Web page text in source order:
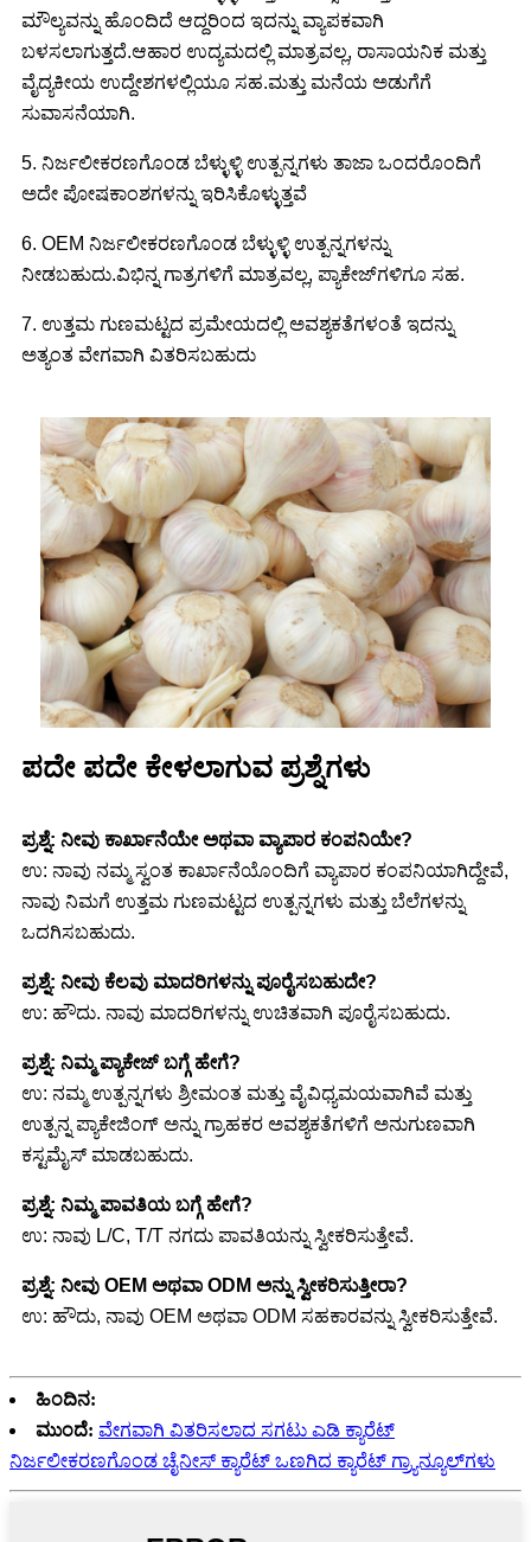
ಮೌಲ್ಯವನ್ನು ಹೊಂದಿದೆ ಆದ್ದರಿಂದ ಇದನ್ನು ವ್ಯಾಪಕವಾಗಿ
ಬಳಸಲಾಗುತ್ತದೆ.ಆಹಾರ ಉದ್ಯಮದಲ್ಲಿ ಮಾತ್ರವಲ್ಲ, ರಾಸಾಯನಿಕ ಮತ್ತು
ವೈದ್ಯಕೀಯ ಉದ್ದೇಶಗಳಲ್ಲಿಯೂ ಸಹ.ಮತ್ತು ಮನೆಯ ಅಡುಗೆಗೆ
ಸುವಾಸನೆಯಾಗಿ.
5. ನಿರ್ಜಲೀಕರಣಗೊಂಡ ಬೆಳ್ಳುಳ್ಳಿ ಉತ್ಪನ್ನಗಳು ತಾಜಾ ಒಂದರೊಂದಿಗೆ
ಅದೇ ಪೋಷಕಾಂಶಗಳನ್ನು ಇರಿಸಿಕೊಳ್ಳುತ್ತವೆ
6. OEM ನಿರ್ಜಲೀಕರಣಗೊಂಡ ಬೆಳ್ಳುಳ್ಳಿ ಉತ್ಪನ್ನಗಳನ್ನು
ನೀಡಬಹುದು.ವಿಭಿನ್ನ ಗಾತ್ರಗಳಿಗೆ ಮಾತ್ರವಲ್ಲ, ಪ್ಯಾಕೇಜ್‌ಗಳಿಗೂ ಸಹ.
7. ಉತ್ತಮ ಗುಣಮಟ್ಟದ ಪ್ರಮೇಯದಲ್ಲಿ ಅವಶ್ಯಕತೆಗಳಂತೆ ಇದನ್ನು
ಅತ್ಯಂತ ವೇಗವಾಗಿ ವಿತರಿಸಬಹುದು
ಪದೇ ಪದೇ ಕೇಳಲಾಗುವ ಪ್ರಶ್ನೆಗಳು
ಪ್ರಶ್ನೆ: ನೀವು ಕಾರ್ಖಾನೆಯೇ ಅಥವಾ ವ್ಯಾಪಾರ ಕಂಪನಿಯೇ?
ಉ: ನಾವು ನಮ್ಮ ಸ್ವಂತ ಕಾರ್ಖಾನೆಯೊಂದಿಗೆ ವ್ಯಾಪಾರ ಕಂಪನಿಯಾಗಿದ್ದೇವೆ,
ನಾವು ನಿಮಗೆ ಉತ್ತಮ ಗುಣಮಟ್ಟದ ಉತ್ಪನ್ನಗಳು ಮತ್ತು ಬೆಲೆಗಳನ್ನು
ಒದಗಿಸಬಹುದು.
ಪ್ರಶ್ನೆ: ನೀವು ಕೆಲವು ಮಾದರಿಗಳನ್ನು ಪೂರೈಸಬಹುದೇ?
ಉ: ಹೌದು. ನಾವು ಮಾದರಿಗಳನ್ನು ಉಚಿತವಾಗಿ ಪೂರೈಸಬಹುದು.
ಪ್ರಶ್ನೆ: ನಿಮ್ಮ ಪ್ಯಾಕೇಜ್ ಬಗ್ಗೆ ಹೇಗೆ?
ಉ: ನಮ್ಮ ಉತ್ಪನ್ನಗಳು ಶ್ರೀಮಂತ ಮತ್ತು ವೈವಿಧ್ಯಮಯವಾಗಿವೆ ಮತ್ತು
ಉತ್ಪನ್ನ ಪ್ಯಾಕೇಜಿಂಗ್ ಅನ್ನು ಗ್ರಾಹಕರ ಅವಶ್ಯಕತೆಗಳಿಗೆ ಅನುಗುಣವಾಗಿ
ಕಸ್ಟಮೈಸ್ ಮಾಡಬಹುದು.
ಪ್ರಶ್ನೆ: ನಿಮ್ಮ ಪಾವತಿಯ ಬಗ್ಗೆ ಹೇಗೆ?
ಉ: ನಾವು L/C, T/T ನಗದು ಪಾವತಿಯನ್ನು ಸ್ವೀಕರಿಸುತ್ತೇವೆ.
ಪ್ರಶ್ನೆ: ನೀವು OEM ಅಥವಾ ODM ಅನ್ನು ಸ್ವೀಕರಿಸುತ್ತೀರಾ?
ಉ: ಹೌದು, ನಾವು OEM ಅಥವಾ ODM ಸಹಕಾರವನ್ನು ಸ್ವೀಕರಿಸುತ್ತೇವೆ.
ಹಿಂದಿನ:
ಮುಂದೆ: ವೇಗವಾಗಿ ವಿತರಿಸಲಾದ ಸಗಟು ಎಡಿ ಕ್ಯಾರೆಟ್
ನಿರ್ಜಲೀಕರಣಗೊಂಡ ಚೈನೀಸ್ ಕ್ಯಾರೆಟ್ ಒಣಗಿದ ಕ್ಯಾರೆಟ್ ಗ್ರ್ಯಾನ್ಯೂಲ್‌ಗಳು